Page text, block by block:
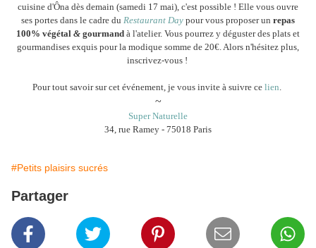
cuisine d'Ôna dès demain (samedi 17 mai), c'est possible ! Elle vous ouvre
ses portes dans le cadre du Restaurant Day pour vous proposer un repas
100% végétal & gourmand à l'atelier. Vous pourrez y déguster des plats et
gourmandises exquis pour la modique somme de 20€. Alors n'hésitez plus,
inscrivez-vous !
Pour tout savoir sur cet événement, je vous invite à suivre ce lien.
~
Super Naturelle
34, rue Ramey - 75018 Paris
#Petits plaisirs sucrés
Partager